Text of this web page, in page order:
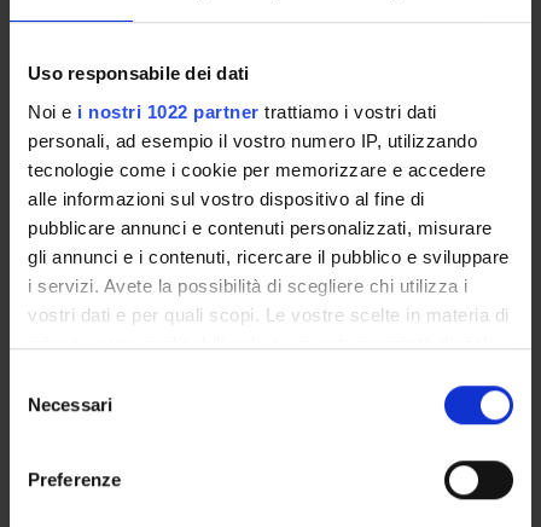
Uso responsabile dei dati
Noi e i nostri 1022 partner trattiamo i vostri dati
personali, ad esempio il vostro numero IP, utilizzando
tecnologie come i cookie per memorizzare e accedere
alle informazioni sul vostro dispositivo al fine di
pubblicare annunci e contenuti personalizzati, misurare
gli annunci e i contenuti, ricercare il pubblico e sviluppare
i servizi. Avete la possibilità di scegliere chi utilizza i
vostri dati e per quali scopi. Le vostre scelte in materia di
privacy sono applicabili solo su questa proprietà digitale
modificare o revocare il proprio consenso in qualsiasi
momento dalla Dichiarazione sui cookie o facendo clic
delNecessari
Preferenze
Importo complessivo: 60.000,00 €
SPONSORS:
MIUR - PRIN
Funds:assigned and managed by the department
Syllabus:PRIN
Funds:assigned and managed by the department
assigned and managed by the department
Massimo Gerosa